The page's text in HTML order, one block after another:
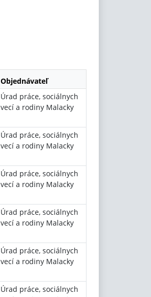
Objednávateľ
Úrad práce, sociálnych
vecí a rodiny Malacky
Úrad práce, sociálnych
vecí a rodiny Malacky
Úrad práce, sociálnych
vecí a rodiny Malacky
Úrad práce, sociálnych
vecí a rodiny Malacky
Úrad práce, sociálnych
vecí a rodiny Malacky
Úrad práce, sociálnych